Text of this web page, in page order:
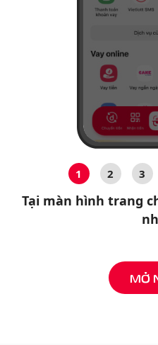
1
Tại màn hình trang
2 3
MỞ